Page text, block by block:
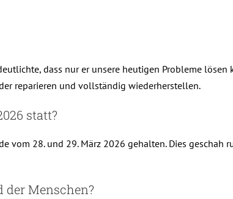
dass nur er unsere heutigen Probleme
reparieren und vollständig wiederherstellen.
statt?
vom 28. und 29. März 2026 gehalten. Dies
der Menschen?